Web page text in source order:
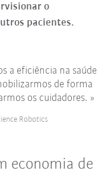
o
pacientes.
a eficiência na saúde
de forma
os cuidadores.
Robotics
economia de